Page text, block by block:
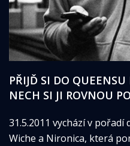
PŘIJĎ SI DO
NECH SI JI ROVNOU
31.5.2011 vychází v pořadí
Wiche a Nironica, která